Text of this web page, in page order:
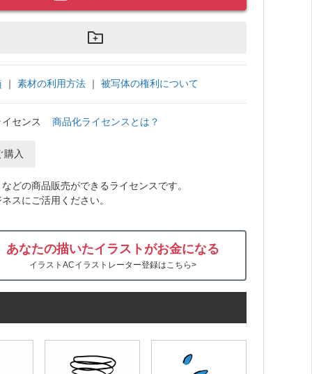
｜ 素材の利用方法 ｜ 被写体の権利について
センス 商品化ライセンスとは？
購入
どの商品販売ができるライセンスです。
スにご活用ください。
あなたの描いたイラストがお金になる
イラストACイラストレーター登録はこちら>